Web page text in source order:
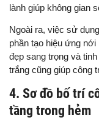
lành giúp không gian
Ngoài ra, việc sử
phần tạo hiệu ứng
đẹp sang trọng và
trắng cũng giúp công
4. Sơ đồ bố trí
tầng trong hẻm